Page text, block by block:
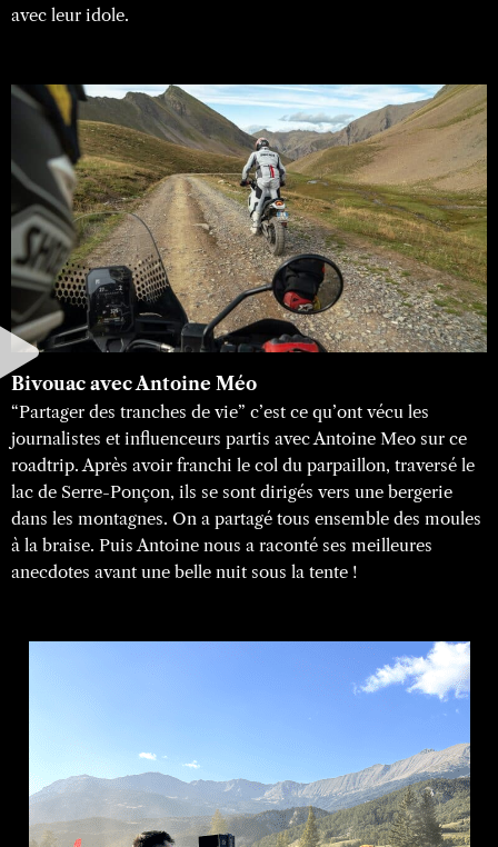
avec leur idole.
Bivouac avec Antoine Méo
“Partager des tranches de vie” c’est ce qu’ont vécu les
journalistes et influenceurs partis avec Antoine Meo sur ce
roadtrip. Après avoir franchi le col du parpaillon, traversé le
lac de Serre-Ponçon, ils se sont dirigés vers une bergerie
dans les montagnes. On a partagé tous ensemble des moules
à la braise. Puis Antoine nous a raconté ses meilleures
anecdotes avant une belle nuit sous la tente !